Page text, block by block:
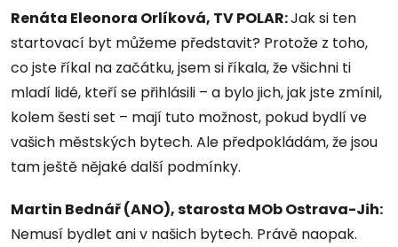
Renáta Eleonora Orlíková, TV POLAR:Jak si ten
startovací byt můžeme představit? Protože z toho,
co jste říkal na začátku, jsem si říkala, že všichni ti
mladí lidé, kteří se přihlásili – a bylo jich, jak jste zmínil,
kolem šesti set – mají tuto možnost, pokud bydlí ve
vašich městských bytech. Ale předpokládám, že jsou
tam ještě nějaké další podmínky.
Martin Bednář (ANO), starosta MOb Ostrava-Jih:
Nemusí bydlet ani v našich bytech. Právě naopak.